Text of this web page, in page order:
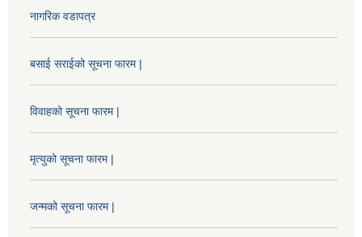
नागरिक वडापत्र
बसाई सराईको सूचना फारम |
विवाहको सूचना फारम |
मृत्युको सूचना फारम |
जन्मको सूचना फारम |